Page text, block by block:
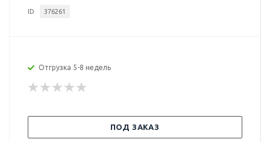
ID 376261
Отгрузка 5-8 недель
ПОД ЗАКАЗ